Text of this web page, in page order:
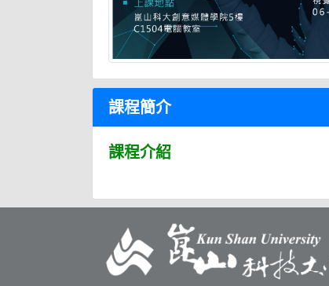
課程簡介
課程介紹